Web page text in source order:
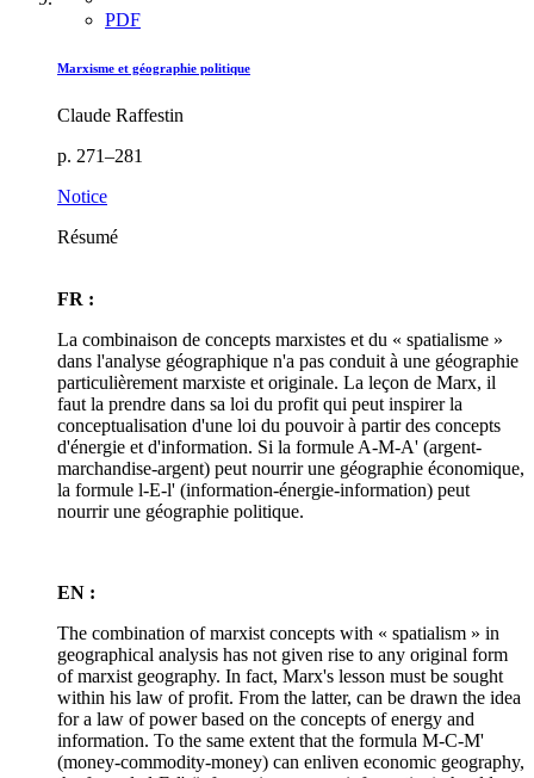
PDF
Marxisme et géographie politique
Claude Raffestin
p. 271–281
Notice
Résumé
FR :
La combinaison de concepts marxistes et du « spatialisme »
dans l'analyse géographique n'a pas conduit à une géographie
particulièrement marxiste et originale. La leçon de Marx, il
faut la prendre dans sa loi du profit qui peut inspirer la
conceptualisation d'une loi du pouvoir à partir des concepts
d'énergie et d'information. Si la formule A-M-A' (argent-
marchandise-argent) peut nourrir une géographie économique,
la formule l-E-l' (information-énergie-information) peut
nourrir une géographie politique.
EN :
The combination of marxist concepts with « spatialism » in
geographical analysis has not given rise to any original form
of marxist geography. In fact, Marx's lesson must be sought
within his law of profit. From the latter, can be drawn the idea
for a law of power based on the concepts of energy and
information. To the same extent that the formula M-C-M'
(money-commodity-money) can enliven economic geography,